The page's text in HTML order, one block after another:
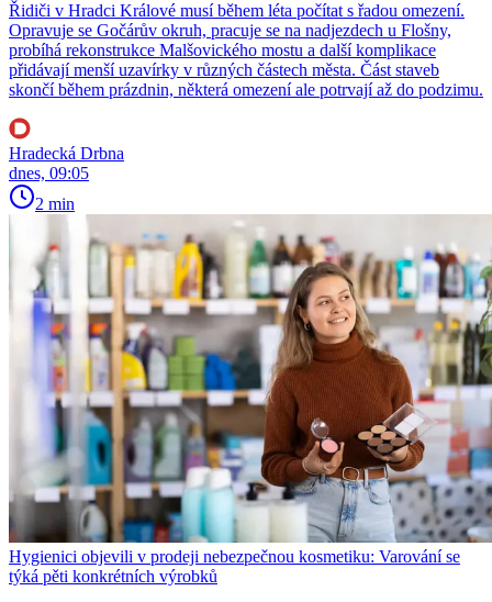
Řidiči v Hradci Králové musí během léta počítat s řadou omezení.
Opravuje se Gočárův okruh, pracuje se na nadjezdech u Flošny,
probíhá rekonstrukce Malšovického mostu a další komplikace
přidávají menší uzavírky v různých částech města. Část staveb
skončí během prázdnin, některá omezení ale potrvají až do podzimu.
Hradecká Drbna
dnes, 09:05
2 min
Hygienici objevili v prodeji nebezpečnou kosmetiku: Varování se
týká pěti konkrétních výrobků